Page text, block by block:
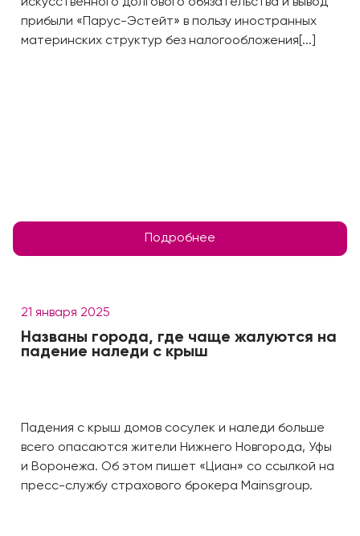
прибыли «Парус-Эстейт» в пользу иностранных
материнских структур без налогообложения[...]
Подробнее
21 января 2025
Названы города, где чаще жалуются на
падение наледи с крыш
Падения с крыш домов сосулек и наледи больше
всего опасаются жители Нижнего Новгорода, Уфы
и Воронежа. Об этом пишет «Циан» со ссылкой на
пресс-службу страхового брокера Mainsgroup.